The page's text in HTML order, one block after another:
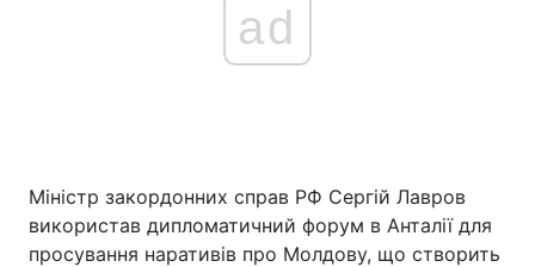
ad
Міністр закордонних справ РФ Сергій Лавров
використав дипломатичний форум в Анталії для
просування наративів про Молдову, що створить